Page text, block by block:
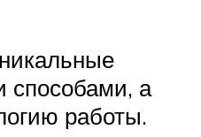
способами, а
работы.